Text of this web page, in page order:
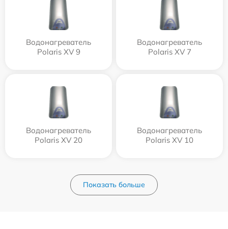
Водонагреватель
Polaris XV 9
Водонагреватель
Polaris XV 7
Водонагреватель
Polaris XV 20
Водонагреватель
Polaris XV 10
Показать больше